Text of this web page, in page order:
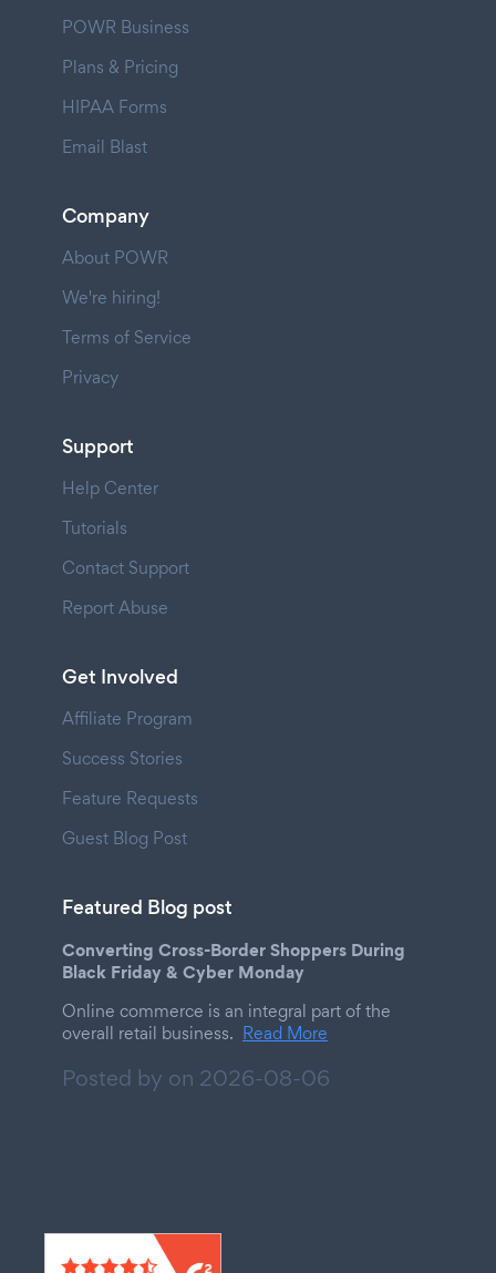
POWR Business
Plans & Pricing
HIPAA Forms
Email Blast
Company
About POWR
We're hiring!
Terms of Service
Privacy
Support
Help Center
Tutorials
Contact Support
Report Abuse
Get Involved
Affiliate Program
Success Stories
Feature Requests
Guest Blog Post
Featured Blog post
Converting Cross-Border Shoppers During
Black Friday & Cyber Monday
Online commerce is an integral part of the
overall retail business. Read More
Posted by on 2026-08-06